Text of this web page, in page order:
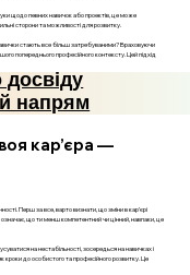
щодо певних навичок або проектів, це може
сторони та можливості для розвитку.
стають все більш затребуваними? Враховуючи
попереднього професійного контексту. Цей підхід
досвіду
напрям
кар’єра —
Перш за все, варто визнати, що зміни в кар’єрі
що ти менш компетентний чи цінний, навпаки, це
на нестабільності, зосередься на навичках і
кроки до особистого та професійного розвитку. Це